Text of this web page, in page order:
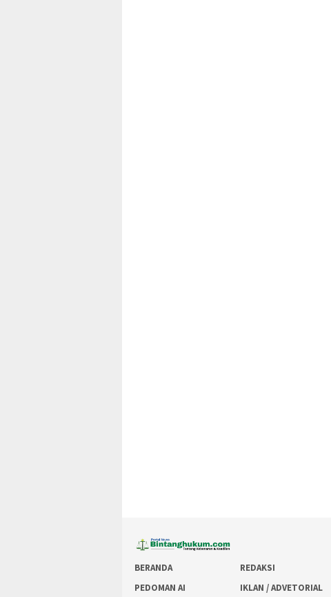
BERANDA REDAKSI
PEDOMAN AI
IKLAN / ADVETORIAL